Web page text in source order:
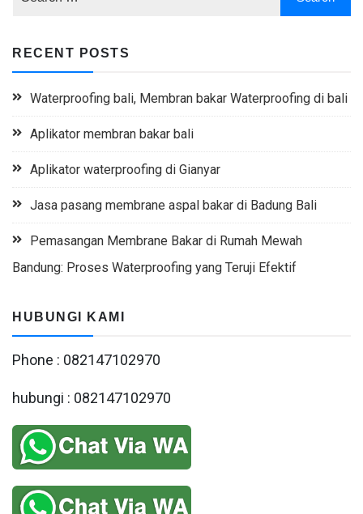
RECENT POSTS
Waterproofing bali, Membran bakar Waterproofing di bali
Aplikator membran bakar bali
Aplikator waterproofing di Gianyar
Jasa pasang membrane aspal bakar di Badung Bali
Pemasangan Membrane Bakar di Rumah Mewah
Bandung: Proses Waterproofing yang Teruji Efektif
HUBUNGI KAMI
Phone : 082147102970
hubungi : 082147102970